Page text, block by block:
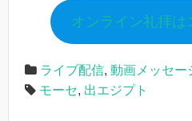
オンライン礼拝は
ライブ配信, 動画メッセー
モーセ, 出エジプト